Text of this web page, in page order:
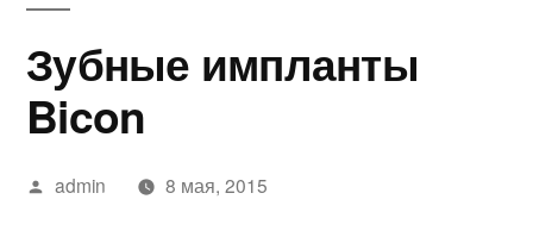
Зубные импланты
Bicon
Написано
admin 8 мая, 2015